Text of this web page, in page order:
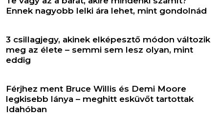
Ennek nagyobb lelki ára lehet, mint gondolnád
3 csillagjegy, akinek elképesztő módon változik
meg az élete – semmi sem lesz olyan, mint
eddig
Férjhez ment Bruce Willis és Demi Moore
legkisebb lánya – meghitt esküvőt tartottak
Idahóban